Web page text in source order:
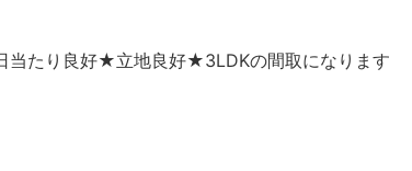
たり良好★立地良好★3LDKの間取になります